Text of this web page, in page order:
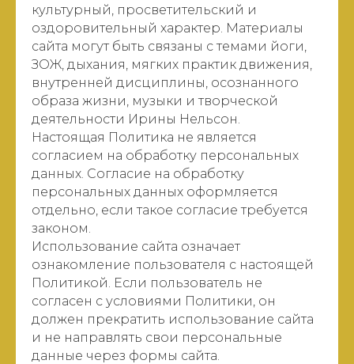
культурный, просветительский и
оздоровительный характер. Материалы
сайта могут быть связаны с темами йоги,
ЗОЖ, дыхания, мягких практик движения,
внутренней дисциплины, осознанного
образа жизни, музыки и творческой
деятельности Ирины Нельсон.
Настоящая Политика не является
согласием на обработку персональных
данных. Согласие на обработку
персональных данных оформляется
отдельно, если такое согласие требуется
законом.
Использование сайта означает
ознакомление пользователя с настоящей
Политикой. Если пользователь не
согласен с условиями Политики, он
должен прекратить использование сайта
и не направлять свои персональные
данные через формы сайта.